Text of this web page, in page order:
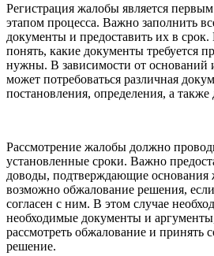
Регистрация жалобы является
этапом процесса. Важно заполнить
документы и предоставить их в
понять, какие документы требуется
нужны. В зависимости от оснований
может потребоваться различная
постановления, определения, а
Рассмотрение жалобы должно
установленные сроки. Важно
доводы, подтверждающие
возможно обжалование решения,
согласен с ним. В этом случае
необходимые документы и
рассмотреть обжалование и принять
решение.